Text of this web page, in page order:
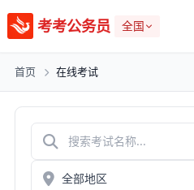
考考公务员 全国
首页 在线考试